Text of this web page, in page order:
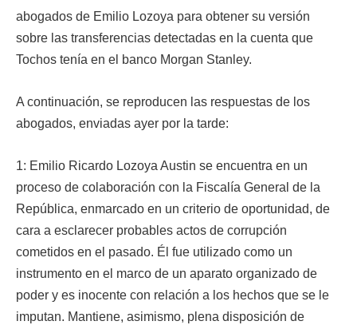
abogados de Emilio Lozoya para obtener su versión
sobre las transferencias detectadas en la cuenta que
Tochos tenía en el banco Morgan Stanley.
A continuación, se reproducen las respuestas de los
abogados, enviadas ayer por la tarde:
1: Emilio Ricardo Lozoya Austin se encuentra en un
proceso de colaboración con la Fiscalía General de la
República, enmarcado en un criterio de oportunidad, de
cara a esclarecer probables actos de corrupción
cometidos en el pasado. Él fue utilizado como un
instrumento en el marco de un aparato organizado de
poder y es inocente con relación a los hechos que se le
imputan. Mantiene, asimismo, plena disposición de